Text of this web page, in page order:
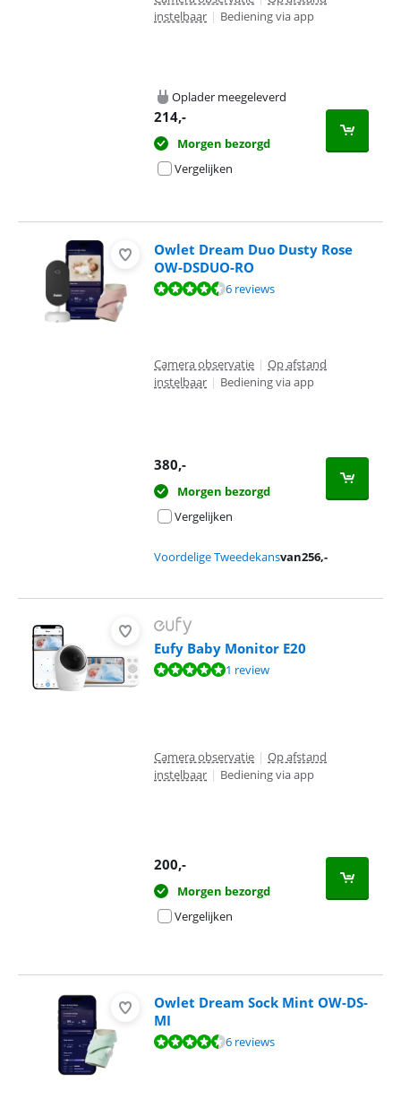
instelbaar | Bediening via app
Oplader meegeleverd
214,-
Morgen bezorgd
Vergelijken
Owlet Dream Duo Dusty Rose
OW-DSDUO-RO
Beoordeling is 9,4 van de 10, gebaseerd op 6 reviews.
6 reviews
Camera observatie | Op afstand
instelbaar | Bediening via app
380,-
Morgen bezorgd
Vergelijken
Voordelige Tweedekansvan256,-
Eufy Baby Monitor E20
Beoordeling is 10 van de 10, gebaseerd op 1 review.
1 review
Camera observatie | Op afstand
instelbaar | Bediening via app
200,-
Morgen bezorgd
Vergelijken
Owlet Dream Sock Mint OW-DS-
MI
Beoordeling is 9,4 van de 10, gebaseerd op 6 reviews.
6 reviews